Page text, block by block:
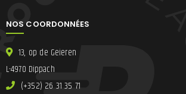
NOS COORDONNÉES
13, op de Geieren
L-4970 Dippach
(+352) 26 31 35 71